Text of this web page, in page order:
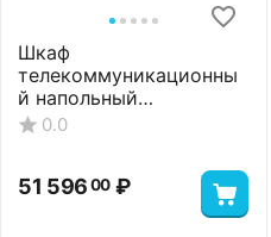
Шкаф
телекоммуникационны